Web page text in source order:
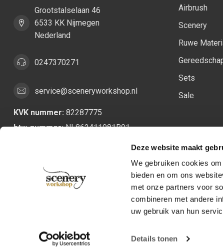
Deze website maakt
We gebruiken cookies
bieden en om ons
met onze partners voor
combineren met andere
uw gebruik van hun
Details tonen
Grootstalselaan 46
6533 KK Nijmegen
Nederland
0247370271
service@sceneryworkshop.nl
KVK nummer: 82287775
btw-nummer:NL862411981B01
Airbrush
Scenery
Ruwe
Sets
Sale